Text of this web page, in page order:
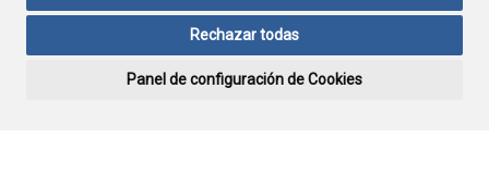
Si acepta pulsando el botón“Aceptar todas”
consideramos que acepta su uso. Si pulsa el botón
ninguna acción, se guardarán las cookies técnicas
Rechazar todas
Panel de configuración de Cookies